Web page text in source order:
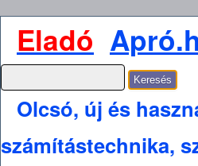
Eladó
Olcsó, új és
számítástechnika,